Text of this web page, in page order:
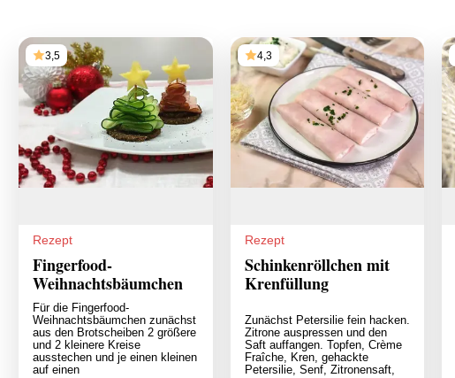
3,5
Rezept
Fingerfood-
Weihnachtsbäumchen
Für die Fingerfood-
Weihnachtsbäumchen zunächst
aus den Brotscheiben 2 größere
und 2 kleinere Kreise
ausstechen und je einen kleinen
auf einen
4,3
Rezept
Schinkenröllchen mit
Krenfüllung
Zunächst Petersilie fein hacken.
Zitrone auspressen und den
Saft auffangen. Topfen, Crème
Fraîche, Kren, gehackte
Petersilie, Senf, Zitronensaft,